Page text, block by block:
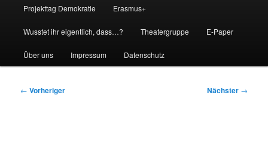
Projekttag Demokratie Erasmus+
Wusstet ihr eigentlich, dass…? Theatergruppe E-Paper
Über uns Impressum Datenschutz
Beitragsnavigation
← Vorheriger Nächster →